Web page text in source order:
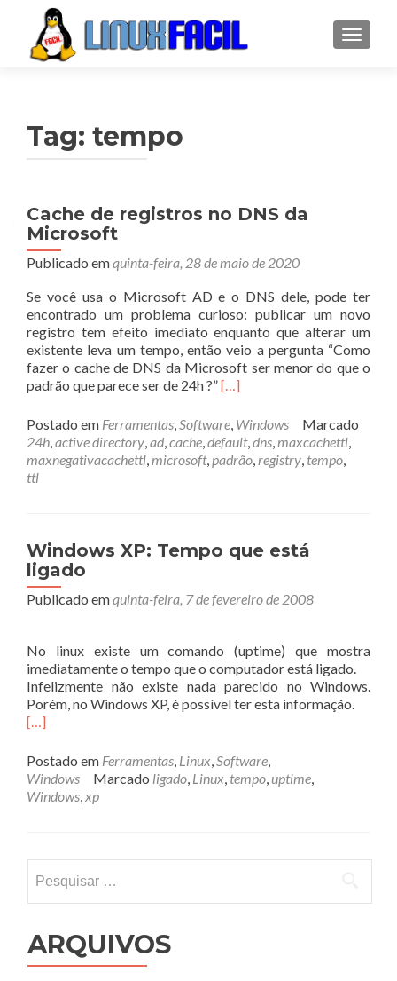
Tag: tempo
Cache de registros no DNS da
Microsoft
Publicado emquinta-feira, 28 de maio de 2020
Se você usa o Microsoft AD e o DNS dele, pode ter
encontrado um problema curioso: publicar um novo
registro tem efeito imediato enquanto que alterar um
existente leva um tempo, então veio a pergunta “Como
fazer o cache de DNS da Microsoft ser menor do que o
padrão que parece ser de 24h ?”Leia
sobreCache
de
registros
[…]
Postado em Ferramentas,Software, Windows
Marcado
24h,active directory,ad,cache,default,dns,maxcachettl,
maxnegativacachettl,microsoft,padrão,registry, tempo,
ttl
Windows XP: Tempo que está
ligado
Publicado emquinta-feira, 7 de fevereiro de 2008
No linux existe um comando (uptime) que mostra
imediatamente o tempo que o computador está ligado.
Infelizmente não existe nada parecido no Windows.
Porém, no Windows XP, é possível ter esta informação.
[…]
Postado em Ferramentas, Linux,Software,
Windows
Marcado ligado, Linux, tempo,uptime,
Windows,xp
por:
ARQUIVOS